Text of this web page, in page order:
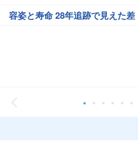
容姿と寿命 28年追跡で見えた差